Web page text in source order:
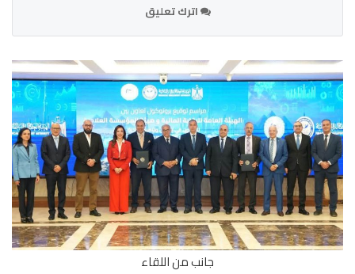
اترك تعليق
جانب من اللقاء